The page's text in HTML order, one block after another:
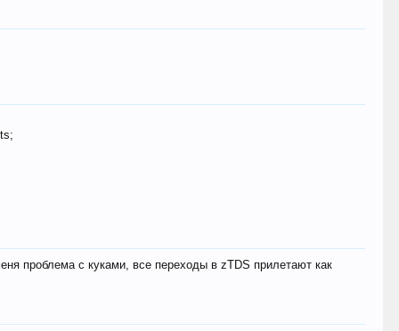
проблема с куками, все переходы в zTDS прилетают как